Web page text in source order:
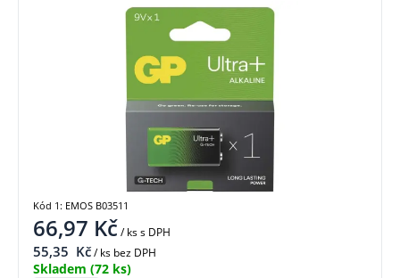
66,97 Kč/ kss DPH
55,35 Kč/ ks bez DPH
Skladem (72 ks)
Kód 1: EMOS B03511